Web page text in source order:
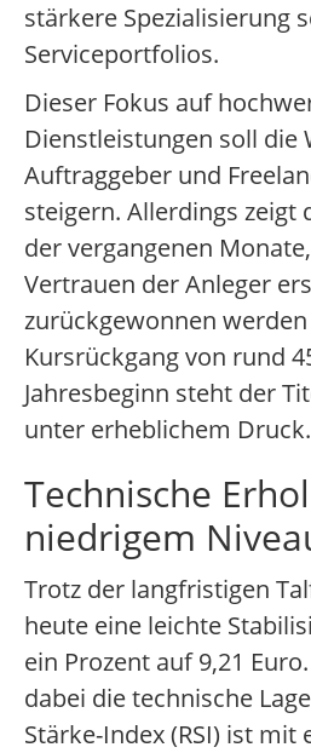
stärkere Spezialisierung
Serviceportfolios.
Dieser Fokus auf
Dienstleistungen soll
Auftraggeber und
steigern. Allerdings zeigt
der vergangenen
Vertrauen der Anleger
zurückgewonnen
Kursrückgang von rund
Jahresbeginn steht der
unter erheblichem Druck.
Technische
niedrigem
Trotz der langfristigen
heute eine leichte
ein Prozent auf 9,21
dabei die technische
Stärke-Index (RSI) ist mit